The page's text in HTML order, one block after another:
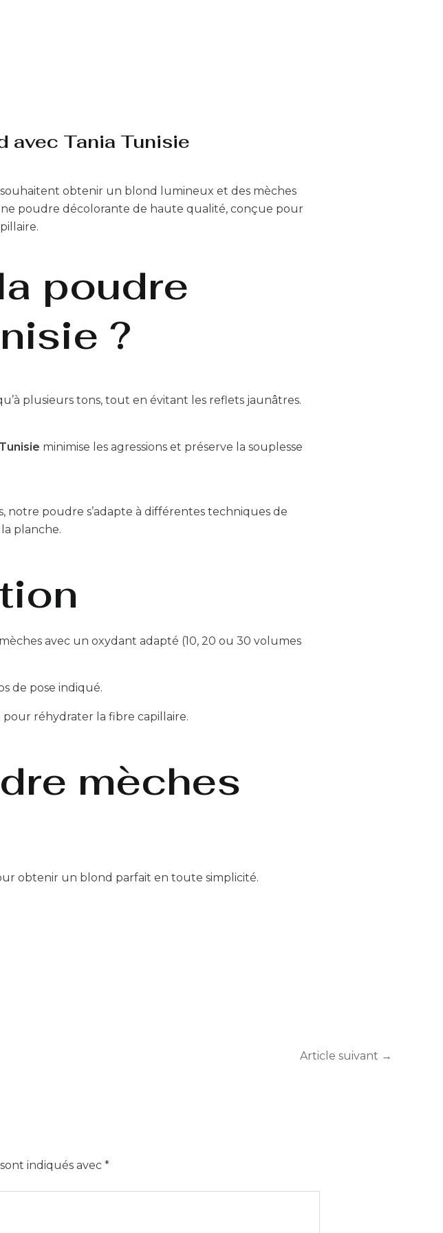
avec Tania Tunisie
obtenir un blond lumineux et des mèches
poudre décolorante de haute qualité, conçue pour
poudre
?
plusieurs tons, tout en évitant les reflets jaunâtres.
minimise les agressions et préserve la souplesse
notre poudre s’adapte à différentes techniques de
planche.
avec un oxydant adapté (10, 20 ou 30 volumes
de pose indiqué.
réhydrater la fibre capillaire.
mèches
obtenir un blond parfait en toute simplicité.
Article suivant →
indiqués avec *